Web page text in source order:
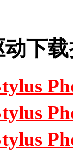
下